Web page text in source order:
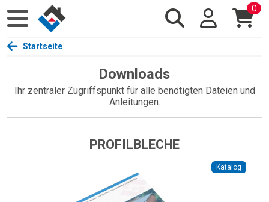
0
Startseite
Downloads
Ihr zentraler Zugriffspunkt für alle benötigten Dateien und
Anleitungen.
PROFILBLECHE
Katalog